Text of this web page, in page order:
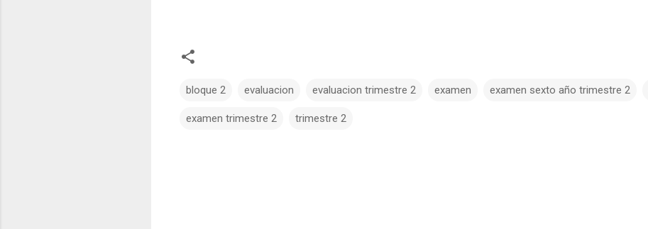
bloque 2 evaluacion evaluacion trimestre 2 examen examen sexto año trimestre 2
examen trimestre 2 trimestre 2